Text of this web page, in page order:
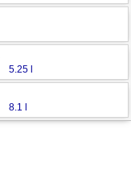
5.25 l
8.1 l